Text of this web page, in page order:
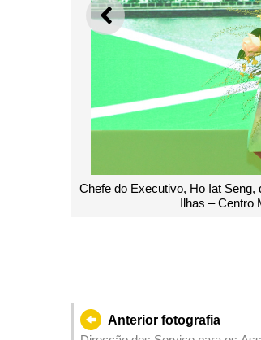
ANTERIOR
Chefe do Executivo, Ho Iat
Ilhas – Centro
Anterior fotografia